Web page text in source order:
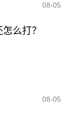
08-05
么打？
08-05